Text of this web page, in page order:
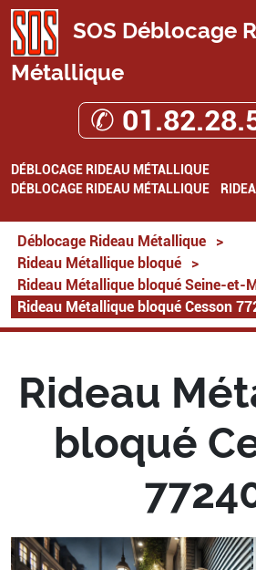
SOS Déblocage
Métallique
✆
DÉBLOCAGE RIDEAU MÉTALLIQUE
DÉBLOCAGE RIDEAU MÉTALLIQUE
Déblocage Rideau Métallique
>
Rideau Métallique bloqué
>
Rideau Métallique bloqué Seine-et-
Rideau Métallique bloqué Cesson
Rideau
bloqué